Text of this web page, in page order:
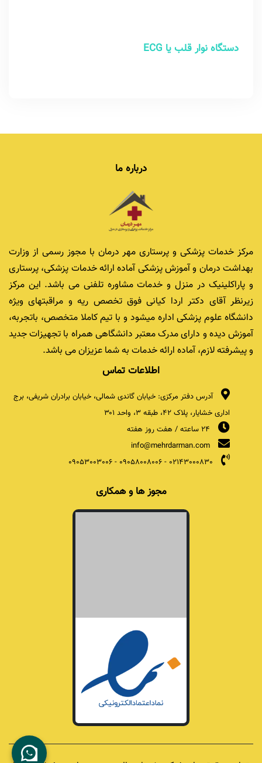
دستگاه نوار قلب یا ECG
درباره ما
مرکز خدمات پزشکی و پرستاری مهر درمان با مجوز رسمی از وزارت
بهداشت درمان و آموزش پزشکی آماده ارائه خدمات پزشکی، پرستاری
و پاراکلینیک در منزل و خدمات مشاوره تلفنی می باشد. این مرکز
زیرنظر آقای دکتر اردا کیانی فوق تخصص ریه و مراقبتهای ویژه
دانشگاه علوم پزشکی اداره میشود و با تیم کاملا متخصص، باتجربه،
آموزش دیده و دارای مدرک معتبر دانشگاهی همراه با تجهیزات جدید
و پیشرفته لازم، آماده ارائه خدمات به شما عزیزان می باشد.
اطلاعات تماس
آدرس دفتر مرکزی: خیابان گاندی شمالی، خیابان برادران شریفی، برج
اداری خشایار، پلاک ۴۲، طبقه ۳، واحد ۳۰۱
info@mehrdarman.com
02143000830
-
09058008006
-
09053003006
مجوز ها و همکاری